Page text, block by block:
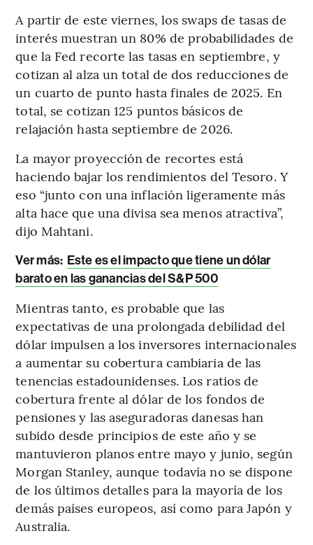
A partir de este viernes, los swaps de tasas de
interés muestran un 80% de probabilidades de
que la Fed recorte las tasas en septiembre, y
cotizan al alza un total de dos reducciones de
un cuarto de punto hasta finales de 2025. En
total, se cotizan 125 puntos básicos de
relajación hasta septiembre de 2026.
La mayor proyección de recortes está
haciendo bajar los rendimientos del Tesoro. Y
eso “junto con una inflación ligeramente más
alta hace que una divisa sea menos atractiva”,
dijo Mahtani.
Ver más: Este es el impacto que tiene un dólar
barato en las ganancias del S&P 500
Mientras tanto, es probable que las
expectativas de una prolongada debilidad del
dólar impulsen a los inversores internacionales
a aumentar su cobertura cambiaria de las
tenencias estadounidenses. Los ratios de
cobertura frente al dólar de los fondos de
pensiones y las aseguradoras danesas han
subido desde principios de este año y se
mantuvieron planos entre mayo y junio, según
Morgan Stanley, aunque todavía no se dispone
de los últimos detalles para la mayoría de los
demás países europeos, así como para Japón y
Australia.